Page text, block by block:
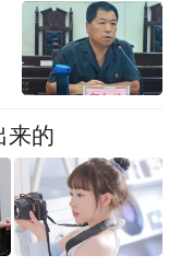
续利用成果展
。淄博沂源针
遭鸟类啄食、
伤亡的矛盾，
的执法体系，
和谐共生，这
典型案例并在
来的